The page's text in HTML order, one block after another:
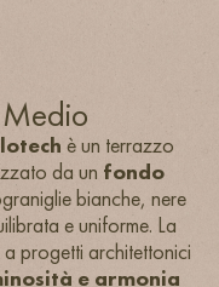
è un terrazzo
da un fondo
bianche, nere
e uniforme. La
progetti architettonici
e armonia